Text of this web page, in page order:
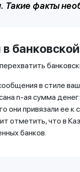
факты
в стиле
n-ая сумма
они привязали ее
отметить, что в
банков.